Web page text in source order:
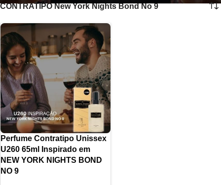
CONTRATIPO New York Nights Bond No 9
Perfume Contratipo Unissex
U260 65ml Inspirado em
NEW YORK NIGHTS BOND
NO 9